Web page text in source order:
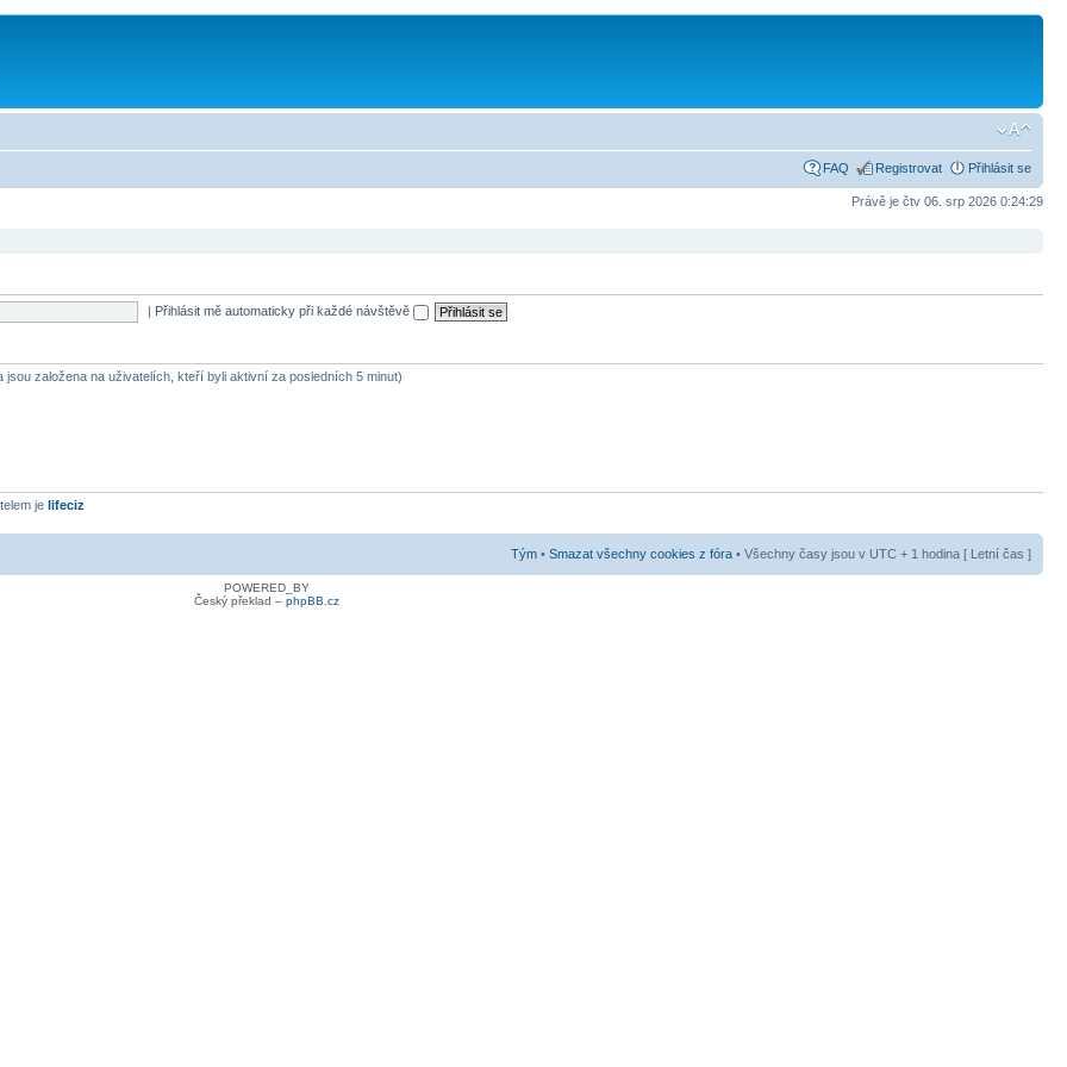
FAQ Registrovat Přihlásit se
Právě je čtv 06. srp 2026 0:24:29
| Přihlásit mě automaticky při každé návštěvě
založena na uživatelích, kteří byli aktivní za posledních 5 minut)
je lifeciz
Tým • Smazat všechny cookies z fóra • Všechny časy jsou v UTC + 1 hodina [ Letní čas ]
POWERED_BY
Český překlad – phpBB.cz